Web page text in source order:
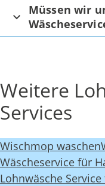
Müssen wir
Weitere
Services
Wischmop waschen
Wäscheservice für
Lohnwäsche